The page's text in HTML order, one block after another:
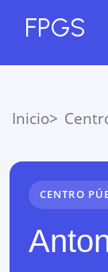
FPGS
Inicio
CENTRO